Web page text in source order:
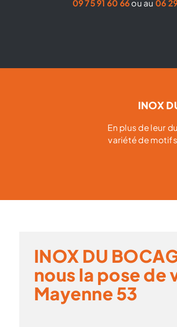
09 75 91 60 66ou au 06
INOX
En plus de leur
variété de
INOX DU
nous la pose de
Mayenne 53